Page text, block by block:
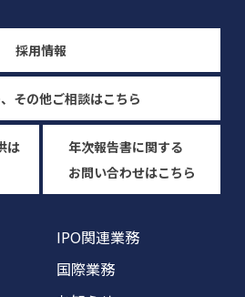
採用情報
その他ご相談はこちら
は
年次報告書に関する
お問い合わせはこちら
IPO関連業務
国際業務